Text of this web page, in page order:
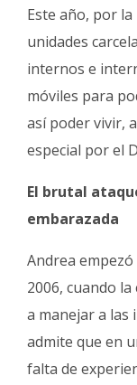
Este año, por
unidades
internos e
móviles para
así poder vivir,
especial por el
El brutal
embarazada
Andrea
2006, cuando
a manejar a las
admite que en
falta de